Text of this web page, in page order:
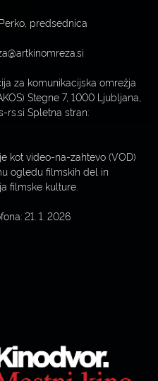
predsednica
za komunikacijska omrežja
Stegne 7, 1000 Ljubljana,
rs.si Spletna stran:
kot video-na-zahtevo (VOD)
ogledu filmskih del in
filmske kulture.
21. 1. 2026